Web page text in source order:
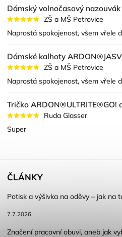
Dámský volnočasový
ZŠ a MŠ Petrovice
Naprostá spokojenost, všem vřele
Dámské kalhoty
ZŠ a MŠ Petrovice
Naprostá spokojenost, všem vřele
Tričko ARDON®ULTRITE®GO!
Ruda Glasser
Super
ČLÁNKY
Potisk a výšivka na oděvy – jak na
7.7.2026
Značení pracovní obuvi, aneb jak